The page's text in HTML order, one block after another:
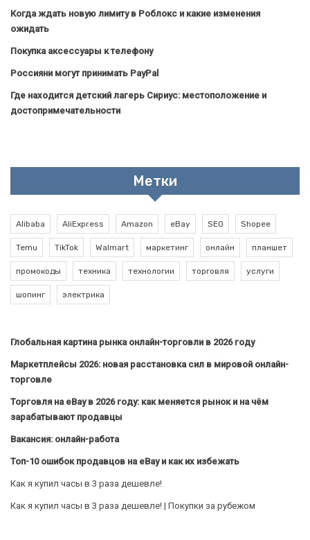
Когда ждать новую лимиту в Роблокс и какие изменения
ожидать
Покупка аксессуары к телефону
Россияни могут принимать PayPal
Где находится детский лагерь Сириус: местоположение и
достопримечательности
Метки
Alibaba AliExpress Amazon eBay SEO Shopee
Temu TikTok Walmart маркетинг онлайн планшет
промокоды техника технологии торговля услуги
шопинг электрика
Глобальная картина рынка онлайн-торговли в 2026 году
Маркетплейсы 2026: новая расстановка сил в мировой онлайн-
торговле
Торговля на eBay в 2026 году: как меняется рынок и на чём
зарабатывают продавцы
Вакансия: онлайн-работа
Топ-10 ошибок продавцов на eBay и как их избежать
Как я купил часы в 3 раза дешевле!
Как я купил часы в 3 раза дешевле! | Покупки за рубежом